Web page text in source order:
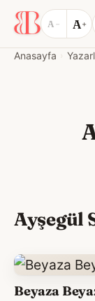
A − A+
Anasayfa
Ayşegül
Beyaza